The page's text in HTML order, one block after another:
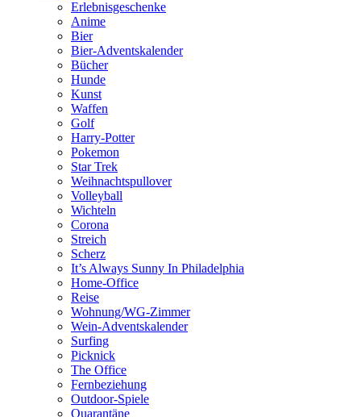
Erlebnisgeschenke
Anime
Bier
Bier-Adventskalender
Bücher
Hunde
Kunst
Waffen
Golf
Harry-Potter
Pokemon
Star Trek
Weihnachtspullover
Volleyball
Wichteln
Corona
Streich
Scherz
It’s Always Sunny In Philadelphia
Home-Office
Reise
Wohnung/WG-Zimmer
Wein-Adventskalender
Surfing
Picknick
The Office
Fernbeziehung
Outdoor-Spiele
Quarantäne